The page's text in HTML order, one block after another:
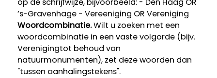
op de schrijfwijze, bijvoorbeeld: - Den Haag OR
’s-Gravenhage - Vereeniging OR Vereniging
Woordcombinatie.Wilt u zoeken met een
woordcombinatie in een vaste volgorde (bijv.
Verenigingtot behoud van
natuurmonumenten), zet deze woorden dan
"tussen aanhalingstekens".